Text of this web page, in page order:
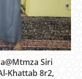
Siri
Khattab 8r2,